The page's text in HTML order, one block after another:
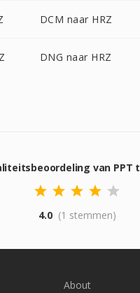
DCM naar HRZ
DNG naar HRZ
van PPT
4.0 (1 stemmen)
About